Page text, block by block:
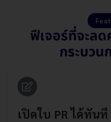
ฟีเจอร์ที่จะลด
กระบวน
เปิดใบ PR ได้ทันที